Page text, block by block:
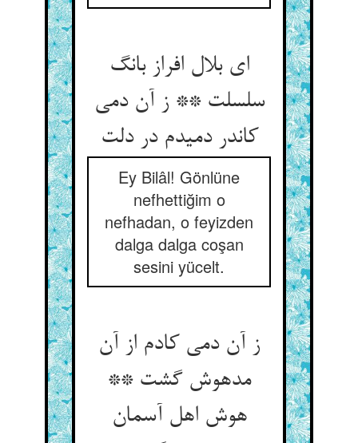
ای بلال افراز بانگ
سلسلت ** ز آن دمی
کاندر دمیدم در دلت‌‌
Ey Bilâl! Gönlüne
nefhettiğim o
nefhadan, o feyizden
dalga dalga coşan
sesini yücelt.
ز آن دمی کادم از آن
مدهوش گشت **
هوش اهل آسمان